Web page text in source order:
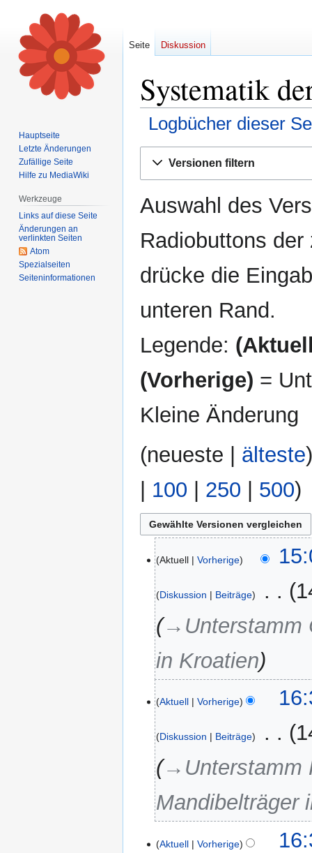
Systematik
Logbücher dieser
Navigation
Suche
Versionen filtern
Auswahl des
Radiobuttons
drücke die
unteren Rand.
Legende:
(Vorherige) =
Kleine Änderung
(neueste | älteste
| 100 | 250 | 500)
September
2025
Aktuell Vorherige
Diskussion Beiträge
→‎Unterstamm
in Kroatien
März
2024
Aktuell Vorherige
Diskussion Beiträge
→‎Unterstamm
Mandibelträger
Aktuell Vorherige
Seite Diskussion
Hauptseite
Letzte Änderungen
Zufällige Seite
Hilfe zu MediaWiki
Werkzeuge
Links auf diese Seite
Änderungen an
verlinkten Seiten
Atom
Spezialseiten
Seiten­informationen